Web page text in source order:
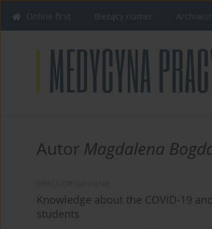
Online first Bieżący numer
Autor Magdalena
Knowledge about the COVID-19
students